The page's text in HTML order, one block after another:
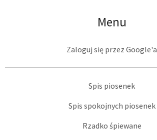
Menu
Zaloguj się przez Google'a
Spis piosenek
Spis spokojnych piosenek
Rzadko śpiewane